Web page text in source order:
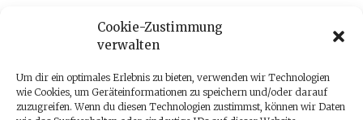
Cookie-Zustimmung
verwalten
Um dir ein optimales Erlebnis zu bieten, verwenden wir Technologien
wie Cookies, um Geräteinformationen zu speichern und/oder darauf
zuzugreifen. Wenn du diesen Technologien zustimmst, können wir Daten
Dezember 2023
November 2023